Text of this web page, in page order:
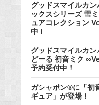
グッドスマイルカ
ックスシリーズ 雪
ュアコレクション
中！
グッドスマイルカ
どーる 初音ミク
予約受付中！
ガシャポン®に「初
ギュア」が登場！